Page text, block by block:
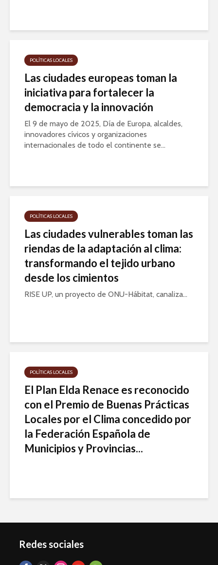
POLÍTICAS LOCALES
Las ciudades europeas toman la
iniciativa para fortalecer la
democracia y la innovación
El 9 de mayo de 2025, Día de Europa, alcaldes,
innovadores cívicos y organizaciones
internacionales de todo el continente se...
POLÍTICAS LOCALES
Las ciudades vulnerables toman las
riendas de la adaptación al clima:
transformando el tejido urbano
desde los cimientos
RISE UP, un proyecto de ONU-Hábitat, canaliza...
POLÍTICAS LOCALES
El Plan Elda Renace es reconocido
con el Premio de Buenas Prácticas
Locales por el Clima concedido por
la Federación Española de
Municipios y Provincias...
Redes sociales